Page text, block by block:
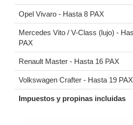
Opel Vivaro - Hasta 8 PAX
Mercedes Vito / V-Class (lujo) -
PAX
Renault Master - Hasta 16 PAX
Volkswagen Crafter - Hasta 19 PAX
Impuestos y propinas incluidas